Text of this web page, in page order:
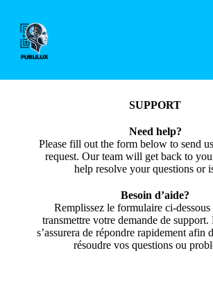
SUPPORT
Need help?
Please fill out the form below to send
request. Our team will get back to
help resolve your questions or
Besoin d’aide?
Remplissez le formulaire ci-
transmettre votre demande de
s’assurera de répondre rapidement afin
résoudre vos questions ou